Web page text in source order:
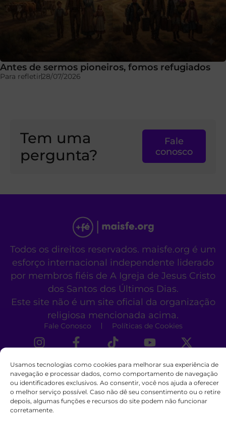
Usamos tecnologias como cookies para melhorar sua experiência de
navegação e processar dados, como comportamento de navegação
ou identificadores exclusivos. Ao consentir, você nos ajuda a oferecer
o melhor serviço possível. Caso não dê seu consentimento ou o retire
depois, algumas funções e recursos do site podem não funcionar
corretamente.
Antes de sermos pioneiros, fomos refugiados
Para refletir28/07/2026
Tem uma
pergunta?
Fale
conosco
Todos os direitos reservados. maisfe.org é um
esforço internacional independente liderado
por membros fiéis de A Igreja de Jesus Cristo
dos Santos dos Últimos Dias.
Este site não é um site oficial da organização
religiosa mencionada acima.
Fale Conosco Políticas de Cookies